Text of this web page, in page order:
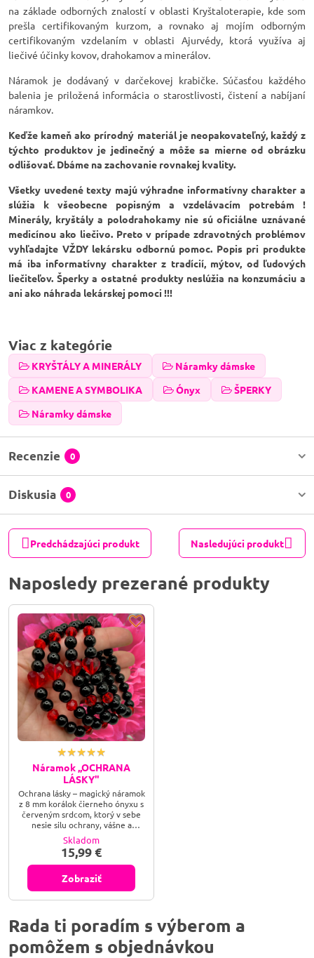
na základe odborných znalostí v oblasti Kryštaloterapie, kde som
prešla certifikovaným kurzom, a rovnako aj mojím odborným
certifikovaným vzdelaním v oblasti Ajurvédy, ktorá využíva aj
liečivé účinky kovov, drahokamov a minerálov.
Náramok je dodávaný v darčekovej krabičke. Súčasťou každého
balenia je priložená informácia o starostlivosti, čistení a nabíjaní
náramkov.
Keďže kameň ako prírodný materiál je neopakovateľný, každý z
týchto produktov je jedinečný a môže sa mierne od obrázku
odlišovať. Dbáme na zachovanie rovnakej kvality.
Všetky uvedené texty majú výhradne informatívny charakter a
slúžia k všeobecne popisným a vzdelávacím potrebám !
Minerály, kryštály a polodrahokamy nie sú oficiálne uznávané
medicínou ako liečivo. Preto v prípade zdravotných problémov
vyhľadajte VŽDY lekársku odbornú pomoc. Popis pri produkte
má iba informatívny charakter z tradícií, mýtov, od ľudových
liečiteľov. Šperky a ostatné produkty neslúžia na konzumáciu a
ani ako náhrada lekárskej pomoci !!!
Viac z kategórie
KRYŠTÁLY A MINERÁLY
Náramky dámske
KAMENE A SYMBOLIKA
Ónyx
ŠPERKY
Náramky dámske
Recenzie 0
Diskusia 0
Predchádzajúci produkt Nasledujúci produkt
Naposledy prezerané produkty
Náramok ,,OCHRANA
LÁSKY"
Ochrana lásky – magický náramok
z 8 mm korálok čierneho ónyxu s
červeným srdcom, ktorý v sebe
nesie silu ochrany, vášne a
duchovnej rovnováhy. Nechaj sa
viesť svojím srdcom – bezpečne,
s láskou a vedomím.
Skladom
15,99 €
Zobraziť
Rada ti poradím s výberom a
pomôžem s objednávkou